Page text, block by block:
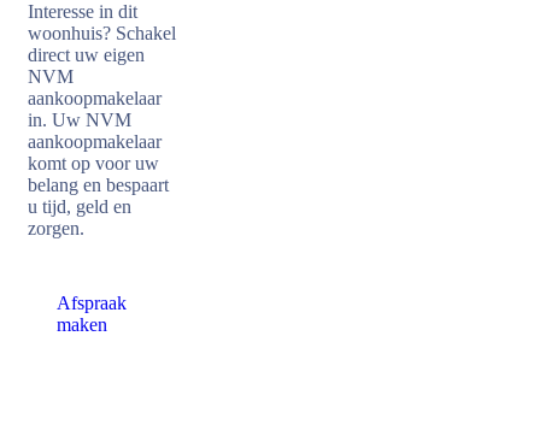
Interesse in dit
woonhuis? Schakel
direct uw eigen
NVM
aankoopmakelaar
in. Uw NVM
aankoopmakelaar
komt op voor uw
belang en bespaart
u tijd, geld en
zorgen.
Afspraak
maken